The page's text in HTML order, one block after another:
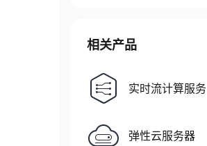
相关产品
实时流计算服务
弹性云服务器